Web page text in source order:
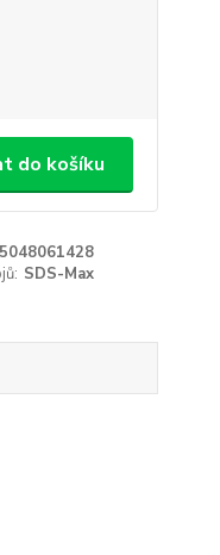
do košíku
SDS-Max